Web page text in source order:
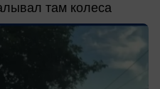
там колеса